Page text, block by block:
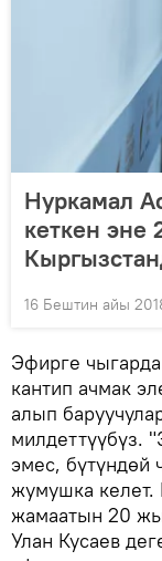
Нуркамал
кеткен эне
16 Бештин айы
Эфирге
кантип ачмак
алып
милдеттүүбүз.
эмес, бүтүндөй
жумушка
жамаатын 20
Улан Кусаев